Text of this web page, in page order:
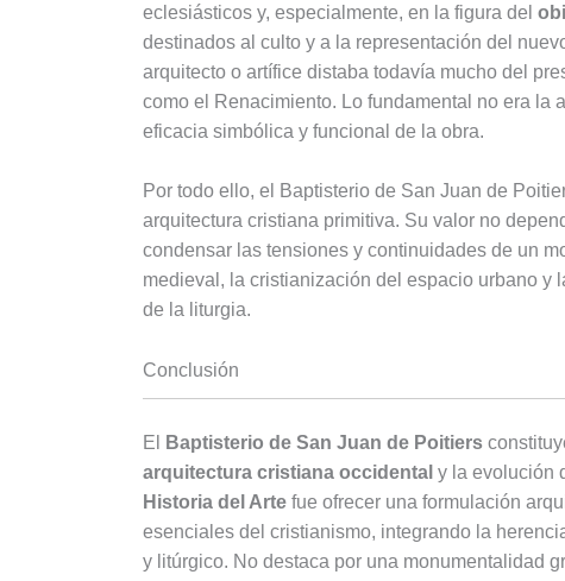
eclesiásticos y, especialmente, en la figura del
destinados al culto y a la representación del
arquitecto o artífice distaba todavía mucho del
como el Renacimiento. Lo fundamental no era la
eficacia simbólica y funcional de la obra.
Por todo ello, el Baptisterio de San Juan de
arquitectura cristiana primitiva. Su valor no
condensar las tensiones y continuidades de un
medieval, la cristianización del espacio urbano y
de la liturgia.
Conclusión
El Baptisterio de San Juan de Poitiers
arquitectura cristiana occidental y la evolución
Historia del Arte fue ofrecer una formulación
esenciales del cristianismo, integrando la
y litúrgico. No destaca por una monumentalidad